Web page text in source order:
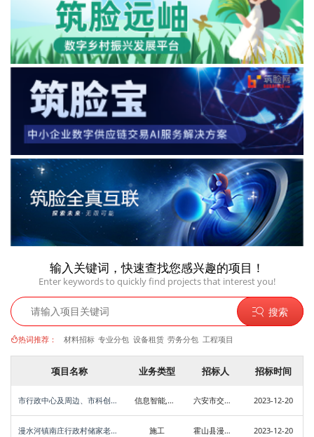
输入关键词，快速查找您感兴趣的项目！
Enter keywords to quickly find projects that interest you!
搜索
热词推荐： 材料招标 专业分包 设备租赁 劳务分包 工程项目
项目名称 业务类型 招标人 招标时间
市行政中心及周边、市科创中心和长三角总部经济产业园充电基础设施智能化项目发包公告 信息智能,咨询,市政设计,监理 六安市交通基础设施建设投资有限公司 2023-12-20
漫水河镇南庄行政村储家老屋中心村建设项目 施工 霍山县漫水河镇人民政府 2023-12-20